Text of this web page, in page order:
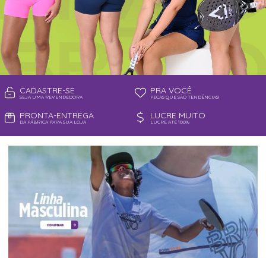
CADASTRE-SE
SEJA UMA REVENDEDORA
PRA VOCÊ
PEÇAS QUE SÃO TENDÊNCIAS!
PRONTA-ENTREGA
DA FÁBRICA PARA SUA LOJA
LUCRE MUITO
LUCRE ATÉ 100%